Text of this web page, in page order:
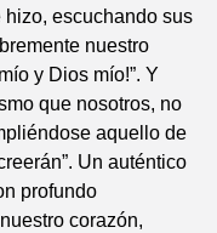
escuchando sus
nuestro
y Dios mío!”. Y
que nosotros, no
aquello de
Un auténtico
profundo
corazón,